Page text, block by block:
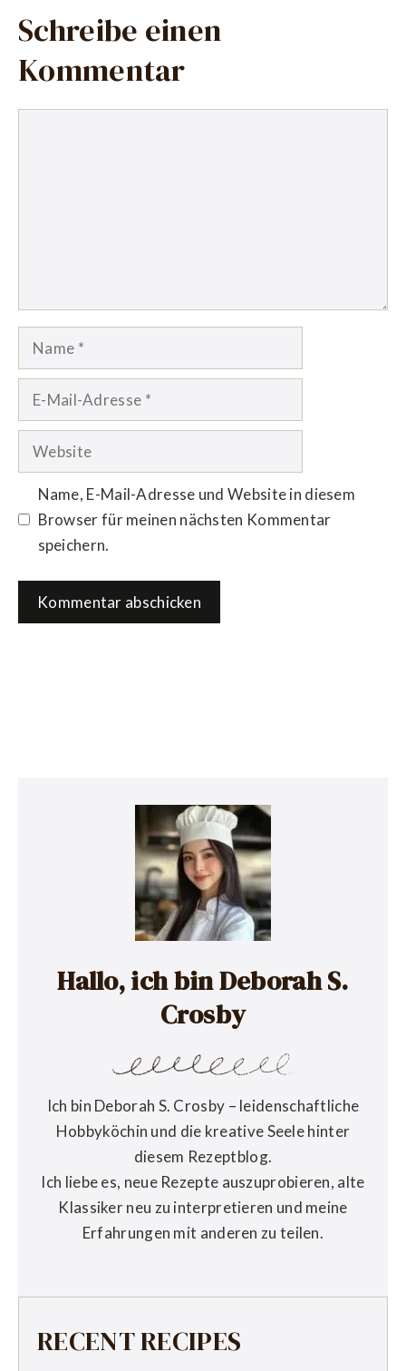
Schreibe einen
Kommentar
Name
Website
Name, E-Mail-Adresse und Website in diesem
Browser für meinen nächsten Kommentar
speichern.
Hallo, ich bin Deborah S.
Crosby
Ich bin Deborah S. Crosby – leidenschaftliche
Hobbyköchin und die kreative Seele hinter
diesem Rezeptblog.
Ich liebe es, neue Rezepte auszuprobieren, alte
Klassiker neu zu interpretieren und meine
Erfahrungen mit anderen zu teilen.
RECENT RECIPES